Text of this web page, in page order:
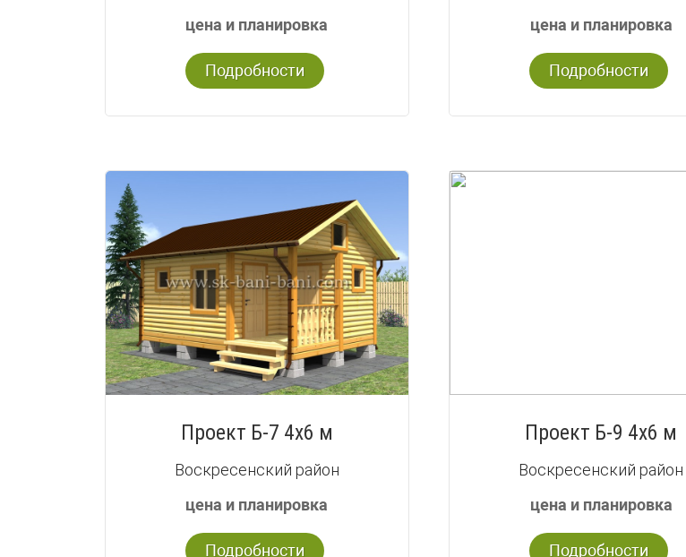
цена и планировка
Подробности
цена и планировка
Подробности
Проект Б-7 4х6 м
Воскресенский район
цена и планировка
Подробности
Проект Б-9 4х6 м
Воскресенский район
цена и планировка
Подробности